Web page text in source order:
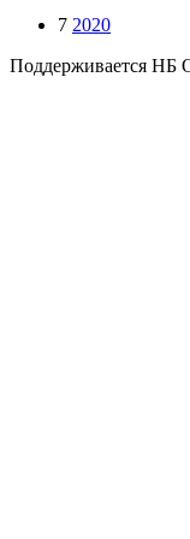
7 2020
Поддерживается НБ